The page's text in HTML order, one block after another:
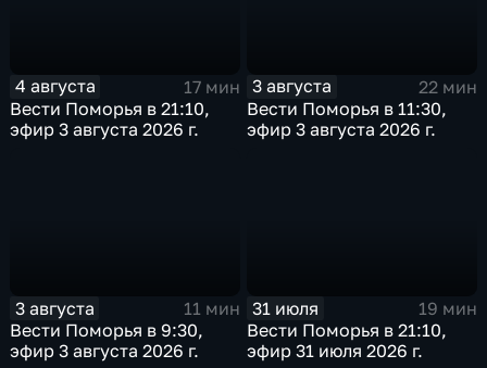
4 августа
17 мин
Вести Поморья в 21:10,
эфир 3 августа 2026 г.
3 августа
22 мин
Вести Поморья в 11:30,
эфир 3 августа 2026 г.
3 августа
11 мин
Вести Поморья в 9:30,
эфир 3 августа 2026 г.
31 июля
19 мин
Вести Поморья в 21:10,
эфир 31 июля 2026 г.